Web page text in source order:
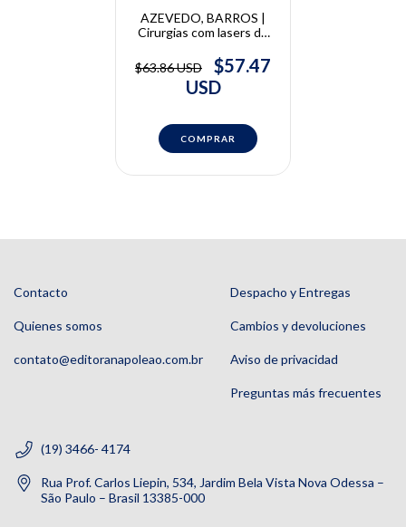
AZEVEDO, BARROS |
Cirurgias com lasers de
Luciane Hiramatsu
Azevedo, Juliana de
Almeida Barros
$63.86 USD
$57.47
USD
Contacto
Quienes somos
contato@editoranapoleao.com.br
Despacho y Entregas
Cambios y devoluciones
Aviso de privacidad
Preguntas más frecuentes
(19) 3466- 4174
Rua Prof. Carlos Liepin, 534, Jardim Bela Vista Nova Odessa –
São Paulo – Brasil 13385-000